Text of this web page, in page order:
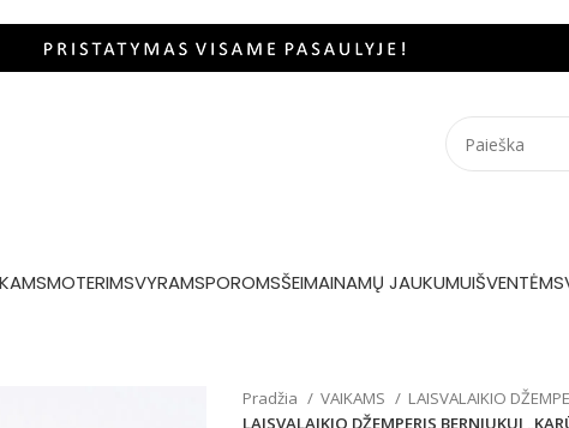
MOTERIMSVYRAMSPOROMSŠEIMAINAMŲ JAUKUMUIŠVENTĖMS
Pradžia VAIKAMS
LAISVALAIKIO
LAISVALAIKIO DŽEMPERIS BERNIUKUI